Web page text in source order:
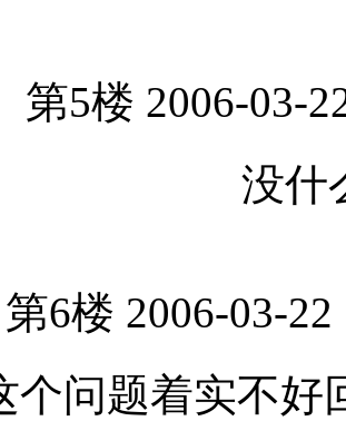
第5楼 2006-03-
没什
第6楼 2006-03-
个问题着实不好